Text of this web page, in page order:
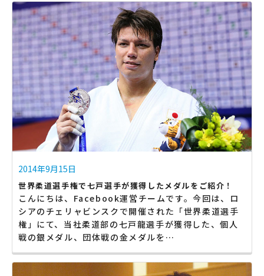
2014年9月15日
世界柔道選手権で七戸選手が獲得したメダルをご紹介！
こんにちは、Facebook運営チームです。今回は、ロ
シアのチェリャビンスクで開催された「世界柔道選手
権」にて、当社柔道部の七戸龍選手が獲得した、個人
戦の銀メダル、団体戦の金メダルを…